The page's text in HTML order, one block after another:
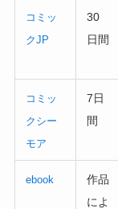
コミッ
クJP
30
日間
コミッ
クシー
モア
7日
間
ebook
作品
によ